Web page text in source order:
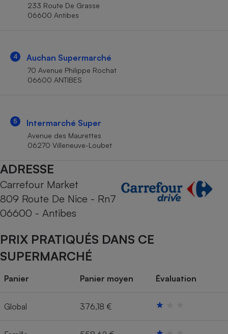
233 Route De Grasse
06600 Antibes
4 Auchan Supermarché
70 Avenue Philippe Rochat
06600 ANTIBES
5 Intermarché Super
Avenue des Maurettes
06270 Villeneuve-Loubet
ADRESSE
Carrefour Market
809 Route De Nice - Rn7
06600 - Antibes
PRIX PRATIQUÉS DANS CE
SUPERMARCHÉ
Panier Panier moyen Évaluation
Global 376,18 €
Cafetière à expressos
Robot ménager